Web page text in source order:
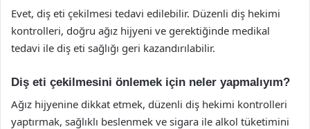
Evet, diş eti çekilmesi tedavi edilebilir. Düzenli diş hekimi
kontrolleri, doğru ağız hijyeni ve gerektiğinde medikal
tedavi ile diş eti sağlığı geri kazandırılabilir.
Diş eti çekilmesini önlemek için neler yapmalıyım?
Ağız hijyenine dikkat etmek, düzenli diş hekimi kontrolleri
yaptırmak, sağlıklı beslenmek ve sigara ile alkol tüketimini